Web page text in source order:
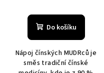
hodnocení
produktu
z
5
Do košíku
Nápoj čínských MUDRců je
směs tradiční čínské